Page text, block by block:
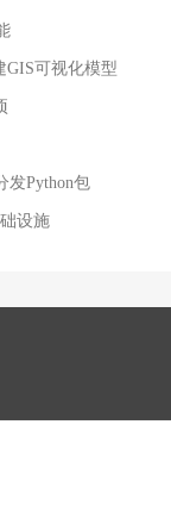
GIS可视化模型
发Python包
设施